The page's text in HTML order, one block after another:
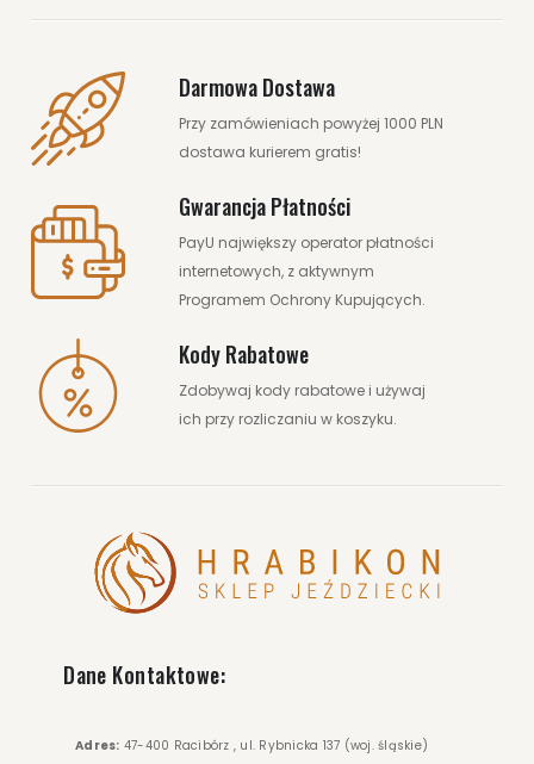
Darmowa Dostawa
Przy zamówieniach powyżej 1000 PLN
dostawa kurierem gratis!
Gwarancja Płatności
PayU największy operator płatności
internetowych, z aktywnym
Programem Ochrony Kupujących.
Kody Rabatowe
Zdobywaj kody rabatowe i używaj
ich przy rozliczaniu w koszyku.
Dane Kontaktowe:
Adres: 47-400 Racibórz , ul. Rybnicka 137 (woj. śląskie)